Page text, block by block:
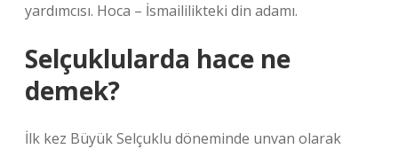
yardımcısı. Hoca – İsmaililikteki din adamı.
Selçuklularda hace ne
demek?
İlk kez Büyük Selçuklu döneminde unvan olarak